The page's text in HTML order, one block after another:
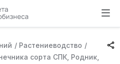
/ Растениеводство /
сорта СПК, Родник,